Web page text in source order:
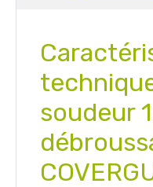
soudeur